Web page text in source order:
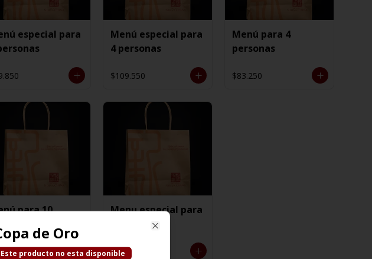
especial para
Menú especial para
4 personas
$109.550
Menú para 4
personas
$83.250
para 10
Menu especial para
5 personas
$125.850
de Oro
Este producto no esta disponible